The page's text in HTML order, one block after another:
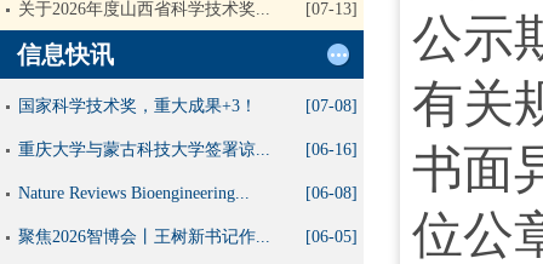
关于2026年度山西省科学技术奖... [07-13]
信息快讯
国家科学技术奖，重大成果+3！ [07-08]
重庆大学与蒙古科技大学签署谅... [06-16]
Nature Reviews Bioengineering... [06-08]
聚焦2026智博会丨王树新书记作... [06-05]
公示
有关
书面
位公